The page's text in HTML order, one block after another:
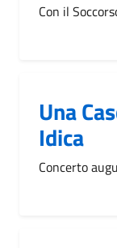
Con il
Una
Idica
Concerto